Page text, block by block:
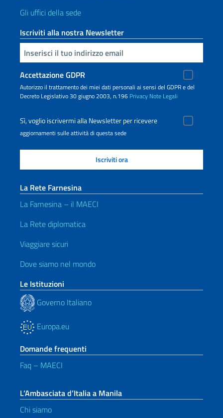
Gli uffici della sede
Iscriviti alla nostra Newsletter
Inserisci la tua email
Accettazione GDPR
Autorizzo il trattamento dei miei dati personali ai sensi del GDPR e del
Decreto Legislativo 30 giugno 2003, n.196 Privacy Note Legali
Sì, voglio iscrivermi alla Newsletter per ricevere
aggiornamenti sulle attività di questa sede
La Rete Farnesina
La Farnesina – il MAECI
La Rete diplomatica
Viaggiare sicuri
Dove siamo nel mondo
Le Istituzioni
Governo Italiano
Europa.eu
Domande frequenti
Faq – MAECI
L’Ambasciata d’Italia a Manila
Chi siamo